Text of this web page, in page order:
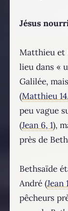
Jésus
Matthieu et
lieu dans «
Galilée,
(Matthieu
peu vague
(Jean 6, 1),
près de
Bethsaïde
André (Jean
pêcheurs